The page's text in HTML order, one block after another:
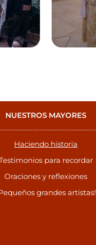
NUESTROS MAYORES
Haciendo historia
para recordar
Oraciones y reflexiones
grandes artistas!